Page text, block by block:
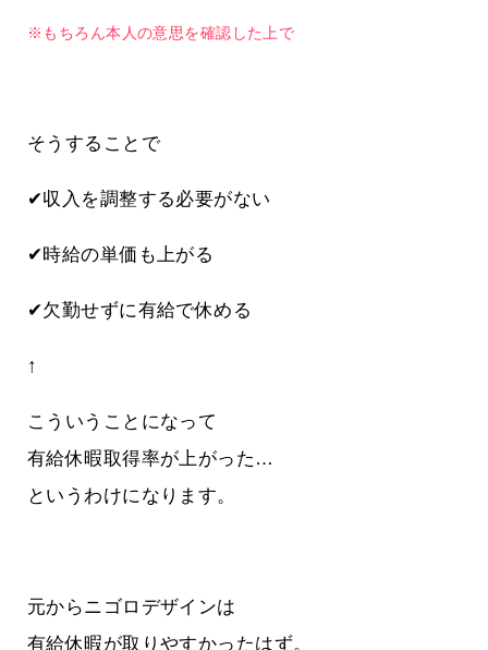
※もちろん本人の意思を確認した上で
そうすることで
✔収入を調整する必要がない
✔時給の単価も上がる
✔欠勤せずに有給で休める
↑
こういうことになって
有給休暇取得率が上がった…
というわけになります。
元からニゴロデザインは
有給休暇が取りやすかったはず。